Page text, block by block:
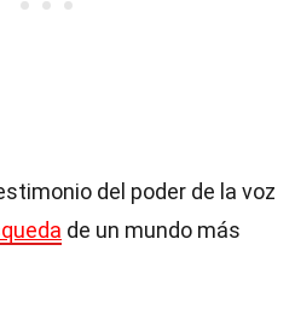
del poder de la voz
de un mundo más